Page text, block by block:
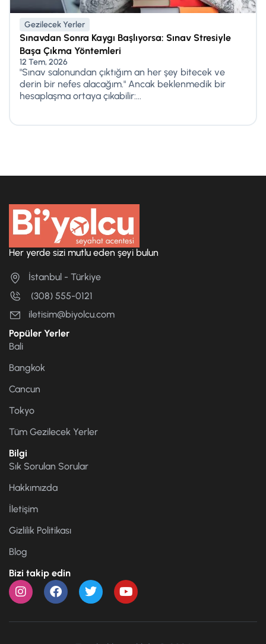
Gezilecek Yerler
Sınavdan Sonra Kaygı Başlıyorsa: Sınav Stresiyle
Başa Çıkma Yöntemleri
12 Tem, 2026
"Sınav salonundan çıktığım an her şey bitecek ve
derin bir nefes alacağım." Ancak beklenmedik bir
hesaplaşma ortaya çıkabilir:...
Her yerde sizi mutlu eden şeyi bulun
İstanbul - Türkiye
(308) 555-0121
iletisim@biyolcu.com
Popüler Yerler
Bali
Bangkok
Cancun
Tokyo
Tüm Gezilecek Yerler
Bilgi
Sık Sorulan Sorular
Hakkımızda
İletişim
Gizlilik Politikası
Blog
Bizi takip edin